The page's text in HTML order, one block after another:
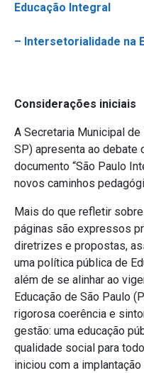
Educação Integral
– Intersetorialidade na
Considerações iniciais
A Secretaria Municipal de
SP) apresenta ao debate
documento “São Paulo
novos caminhos
Mais do que refletir
páginas são expressos
diretrizes e propostas,
uma política pública de
além de se alinhar ao
Educação de São Paulo
rigorosa coerência e
gestão: uma educação
qualidade social para
iniciou com a